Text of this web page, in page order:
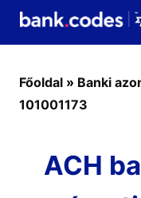
Főoldal » Banki
101001173
ACH